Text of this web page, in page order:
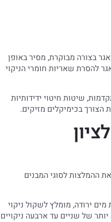
בצורה מבוקרת, מסיר באופן
להסרת שאריות חומרי הניקוי
שיטות חיטוי ידידותיות
הצורך בכימיקלים מזיקים.
ההמלצות לסוגי המבנים
מים ירודה, מומלץ לשקול ניקוי
של שניים עד ארבעה ניקויים